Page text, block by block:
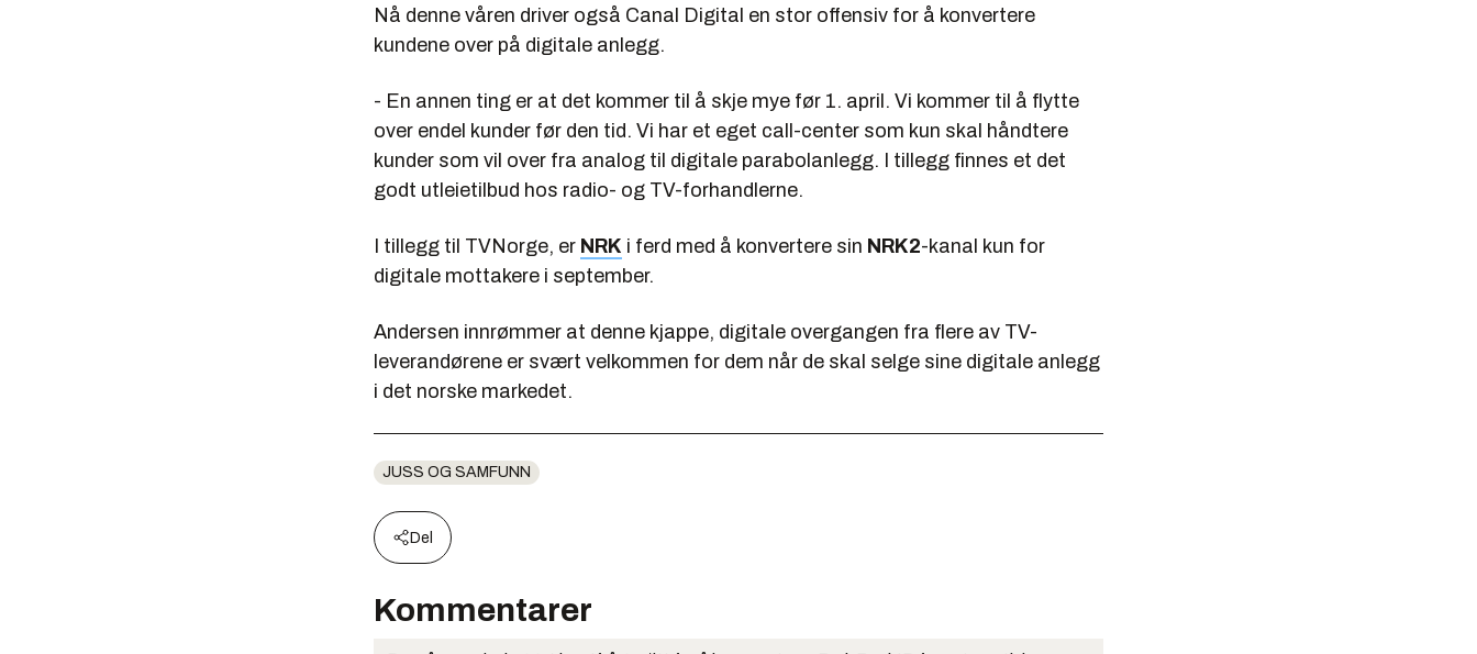
Nå denne våren driver også Canal Digital en stor offensiv for å konvertere
kundene over på digitale anlegg.
- En annen ting er at det kommer til å skje mye før 1. april. Vi kommer til å flytte
over endel kunder før den tid. Vi har et eget call-center som kun skal håndtere
kunder som vil over fra analog til digitale parabolanlegg. I tillegg finnes et det
godt utleietilbud hos radio- og TV-forhandlerne.
I tillegg til TVNorge, er NRK i ferd med å konvertere sin NRK2-kanal kun for
digitale mottakere i september.
Andersen innrømmer at denne kjappe, digitale overgangen fra flere av TV-
leverandørene er svært velkommen for dem når de skal selge sine digitale anlegg
i det norske markedet.
JUSS OG SAMFUNN
Del
Kommentarer